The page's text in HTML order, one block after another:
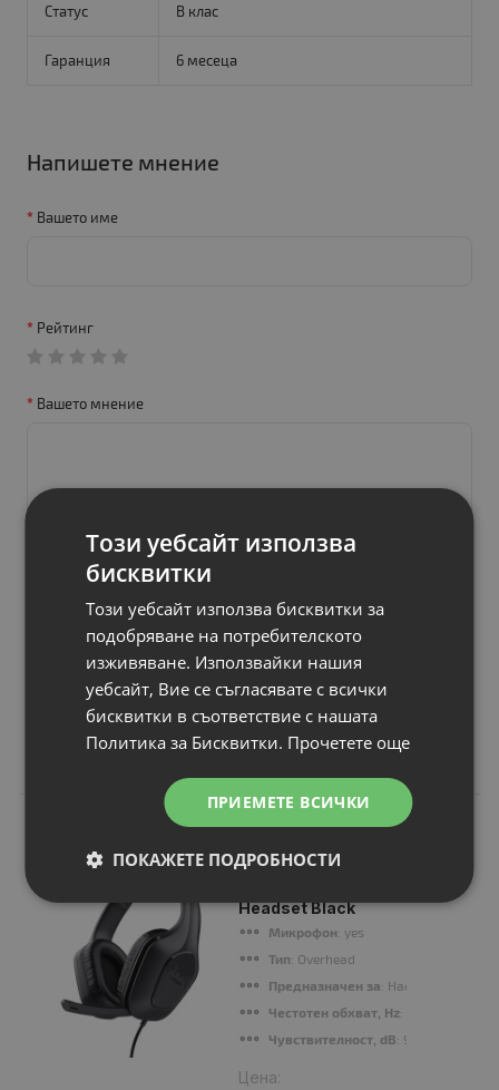
Статус B клас
Гаранция 6 месеца
Напишете мнение
Вашето име
Рейтинг
Вашето мнение
Продължи
слушалки TRUST
Headset Black
Микрофон: yes
Тип: Overhead
Предназначен за: Настолни
Честотен обхват, Hz: 20 Hz - 20 000
Чувствителност, dB: 90 dB
Цена:
Този уебсайт използва
бисквитки
Този уебсайт използва бисквитки за
подобряване на потребителското
изживяване. Използвайки нашия
уебсайт, Вие се съгласявате с всички
бисквитки в съответствие с нашата
Политика за Бисквитки. Прочетете още
ПРИЕМЕТЕ ВСИЧКИ
ПОКАЖЕТЕ ПОДРОБНОСТИ